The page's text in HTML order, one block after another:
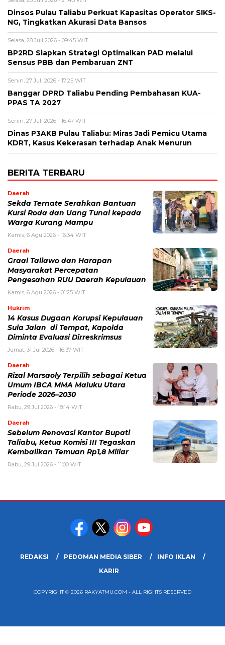
Dinsos Pulau Taliabu Perkuat Kapasitas Operator SIKS-
NG, Tingkatkan Akurasi Data Bansos
Selasa, 28 Juli 2026 - 09:45 WIT
BP2RD Siapkan Strategi Optimalkan PAD melalui
Sensus PBB dan Pembaruan ZNT
Senin, 27 Juli 2026 - 17:25 WIT
Banggar DPRD Taliabu Pending Pembahasan KUA-
PPAS TA 2027
Senin, 27 Juli 2026 - 16:47 WIT
Dinas P3AKB Pulau Taliabu: Miras Jadi Pemicu Utama
KDRT, Kasus Kekerasan terhadap Anak Menurun
BERITA TERBARU
Daerah
Sekda Ternate Serahkan Bantuan
Kursi Roda dan Uang Tunai kepada
Warga Kurang Mampu
Kamis, 6 Agu 2026 - 16:34 WIT
Daerah
Graal Taliawo dan Harapan
Masyarakat Percepatan
Pengesahan RUU Daerah Kepulauan
Kamis, 6 Agu 2026 - 01:25 WIT
Hukrim
14 Kasus Dugaan Korupsi Kepulauan
Sula Jalan di Tempat, Kapolda
Diminta Evaluasi Dirreskrimsus
Jumat, 31 Jul 2026 - 16:37 WIT
Daerah
Rizal Marsaoly Terpilih sebagai Ketua
Umum IBCA MMA Maluku Utara
Periode 2026–2030
Rabu, 29 Jul 2026 - 18:14 WIT
Daerah
Sebelum Renovasi Kantor Bupati
Taliabu, Ketua Komisi III Tegaskan
Kembalikan Temuan Rp1,8 Miliar
Rabu, 29 Jul 2026 - 11:00 WIT
REDAKSI PEDOMAN MEDIA SIBER
INFO IKLAN
KARIR
COPYRIGHT © 2026 RAKYATMU.COM - ALL RIGHTS RESERVED